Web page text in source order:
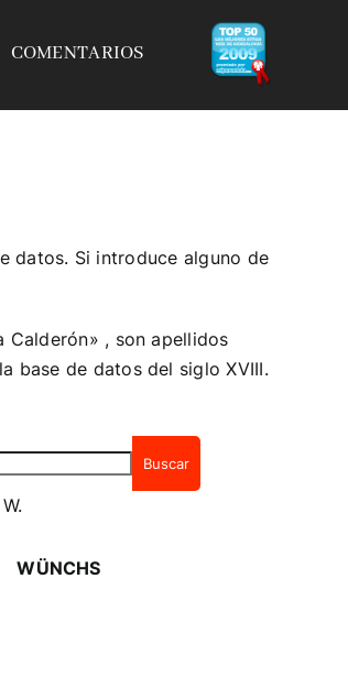
COMENTARIOS
datos. Si introduce alguno de
Calderón» , son apellidos
base de datos del siglo XVIII.
WÜNCHS